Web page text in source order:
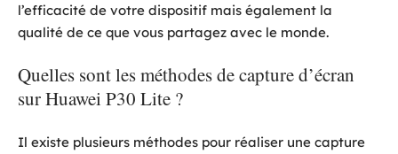
l’efficacité de votre dispositif mais également la
qualité de ce que vous partagez avec le monde.
Quelles sont les méthodes de capture d’écran
sur Huawei P30 Lite ?
Il existe plusieurs méthodes pour réaliser une capture